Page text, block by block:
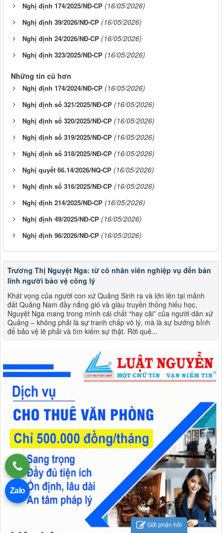
Nghị định 174/2025/NĐ-CP (16/05/2026)
Nghị định 39/2026/NĐ-CP (16/05/2026)
Nghị định 24/2026/NĐ-CP (16/05/2026)
Nghị định 323/2025/NĐ-CP (16/05/2026)
Những tin cũ hơn
Nghị định 174/2024/NĐ-CP (16/05/2026)
Nghị định số 321/2025/NĐ-CP (16/05/2026)
Nghị định số 320/2025/NĐ-CP (16/05/2026)
Nghị định số 319/2025/NĐ-CP (16/05/2026)
Nghị định số 318/2025/NĐ-CP (16/05/2026)
Nghị quyết 66.14/2026/NQ-CP (16/05/2026)
Nghị định số 316/2025/NĐ-CP (16/05/2026)
Nghị định 214/2025/NĐ-CP (16/05/2026)
Nghị định 49/2025/NĐ-CP (16/05/2026)
Nghị định 96/2026/NĐ-CP (16/05/2026)
Trương Thị Nguyệt Nga: từ cô nhân viên nghiệp vụ đến bản
lĩnh người bảo vệ công lý
Khát vọng của người con xứ Quảng Sinh ra và lớn lên tại mảnh
đất Quảng Nam đầy nắng gió và giàu truyền thống hiếu học,
Nguyệt Nga mang trong mình cái chất “hay cãi” của người dân xứ
Quảng – không phải là sự tranh chấp vô lý, mà là sự bướng bỉnh
để bảo vệ lẽ phải và tìm kiếm sự thật. Rời quê...
Gửi phản hồi
Zalo